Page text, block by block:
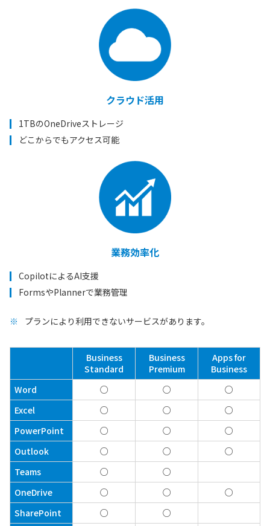
クラウド活用
1TBのOneDriveストレージ
どこからでもアクセス可能
業務効率化
CopilotによるAI支援
FormsやPlannerで業務管理
プランにより利用できないサービスがあります。
Business
Standard
Business
Premium
Apps for
Business
Word
○ ○
○
Excel
○ ○
○
PowerPoint
○ ○
○
Outlook
○ ○
○
Teams
○
○
OneDrive
○ ○
○
SharePoint
○
○